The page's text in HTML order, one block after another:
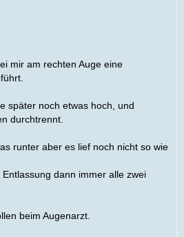
mir am rechten Auge eine
später noch etwas hoch, und
durchtrennt.
runter aber es lief noch nicht so wie
dann immer alle zwei
beim Augenarzt.